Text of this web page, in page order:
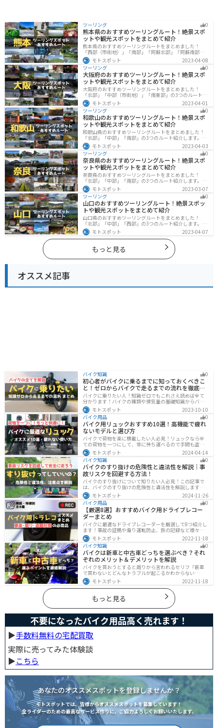
ツーリング 0
熊本県のおすすめツーリングルート！絶景スポ
ットや観光スポットをまとめて紹介
熊本県のおすすめツーリングルートをまとめました！
「西部（市街地）」「南部」「阿蘇北部」「阿蘇南部」
の4つのルート紹介します。阿蘇山や天草諸島をはじめと
した豊かな自然や、熊本城や水前寺成趣園など歴史ある
観光スポットが多数あり、様々な楽しみ方ができます。
バイクで熊本県にツーリングに行く際は参考にしてくだ
さい。
モトスポット
2023-04-08
ツーリング
0
大阪府のおすすめツーリングルート！絶景スポ
ットや観光スポットをまとめて紹介
大阪府のおすすめツーリングルートをまとめました！
「北部」「中部（市街地）」「南東部」の3つのルート紹
介します。歴史と近代が融合した魅力的なエリアで様々
な楽しみ方ができます。バイクで大阪府にツーリングに
行く際は参考にしてください。
モトスポット
2023-04-01
ツーリング
0
和歌山のおすすめツーリングルート！絶景スポ
ットや観光スポットをまとめて紹介
和歌山県のおすすめツーリングルートをまとめました！
「北部」「中部」「南部」の3つのルート紹介します。海
と山に囲まれた自然豊かなエリアが広がり、様々な楽し
み方ができます。バイクで和歌山県にツーリングに行く
際は参考にしてください。
モトスポット
2023-04-03
ツーリング
0
奈良県のおすすめツーリングルート！絶景スポ
ットや観光スポットをまとめて紹介
奈良県のおすすめツーリングルートをまとめました！
「北部」「中部」「南部」の3つのルート紹介します。歴
史のある神社寺院が多数あり、自然豊かや山々、グルメ
を満喫するツーリングができます。バイクで奈良県にツ
ーリングに行く際は参考にしてください。
モトスポット
2023-03-07
ツーリング
0
山口のおすすめツーリングルート！絶景スポッ
トや観光スポットをまとめて紹介
山口県のおすすめツーリングルートをまとめました！
「北部」「中部」「西部」の3つのルート紹介します。美
しい海岸線や山々を楽しむことができます。バイクで山
口県にツーリングに行く際は参考にしてください。
モトスポット 2023-04-07
もっと見る
オススメ記事
バイク知識 0
初心者がバイクに乗るまでに知っておくべきこ
と！ゼロからバイクで走るまでの流れを徹底解
説
バイクに乗りたい人！知識ゼロでもこれさえ読めば全て
分かります！バイクの種類や排気量の基礎知識からバイ
クの選び方、免許の取り方、購入、納車、その後のバイ
クライフまで全てサポートします！
モトスポット
2023-10-10
バイク用品
0
バイク用リュックおすすめ10選！高機能で疲れ
ないモデルと選び方
バイクで荷物を楽に積載したい人必見！リュックなら全
ての荷物を一つにして、常に持ち運べるので手間も盗ま
れる心配もありません。腰や肩の負担を軽減して通勤通
学・ツーリングを快適にできるオススメリュックを紹介
します。
モトスポット
2024-04-14
バイク知識
0
バイクのすり抜けの危険性と違法性を解説｜事
故リスクを回避する方法！
バイクのすり抜けについて知りたい人必見！この記事で
は、バイクのすり抜けの危険性と違法性を解説します。
実は、すり抜けによる事故のリスクは想像以上に高いで
す。記事を参考にすり抜けのリスクを理解し、安全運転
に努めましょう。
モトスポット
2024-11-26
バイク用品
0
【厳選8選】おすすめバイク用ドライブレコー
ダーまとめ
バイクに最適なドライブレコーダーを厳選して8つ紹介し
ます！事故の証拠や煽り運転防止、旅の記録など様々な
役に立つドライブコーダー、何を選べばいいか迷ってい
る方に特徴別にまとめました。
モトスポット
2022-11-18
バイク知識
0
バイクは新車と中古車どっちを選ぶべき？それ
ぞれのメリット＆デメリットを解説
バイクを買おうとすると周りから言われるセリフ「新車
で買わないとどんなトラブルが起こるかわからない
ぞ！」「いやいや、どうせ転ぶんだから中古車で十分
だ！」…いろんな意見があるから迷いますよね。でも新
車と中古車、どちらにも良い点と悪い点があるんです。
それぞれの特徴について解説します。
モトスポット 2022-11-18
もっと見る
不要になったバイク用品高く売れます！
▶︎手数料無料の宅配買取
実際に売ってみた体験談
▶︎こちら
あなたのオススメスポットを登録しませんか？
モトスポットでは、皆様からオススメスポットを募集しています！
全ライダーのための最高なサービス作りに、ご協力よろしくお願いいたします。